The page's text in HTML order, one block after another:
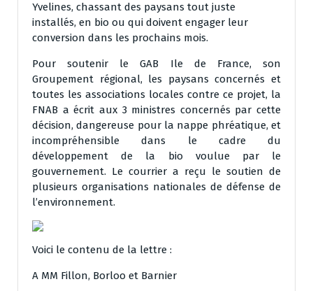
Yvelines, chassant des paysans tout juste
installés, en bio ou qui doivent engager leur
conversion dans les prochains mois.
Pour soutenir le GAB Ile de France, son
Groupement régional, les paysans concernés et
toutes les associations locales contre ce projet, la
FNAB a écrit aux 3 ministres concernés par cette
décision, dangereuse pour la nappe phréatique, et
incompréhensible dans le cadre du
développement de la bio voulue par le
gouvernement. Le courrier a reçu le soutien de
plusieurs organisations nationales de défense de
l’environnement.
Voici le contenu de la lettre :
A MM Fillon, Borloo et Barnier